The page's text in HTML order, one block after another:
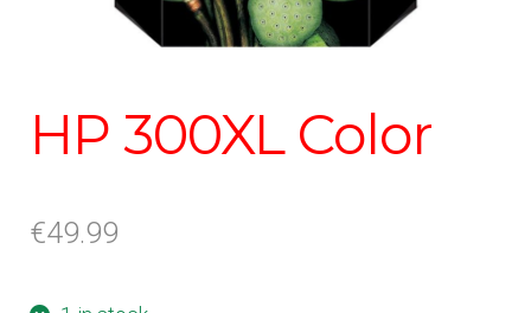
HP 300XL Color
€49.99